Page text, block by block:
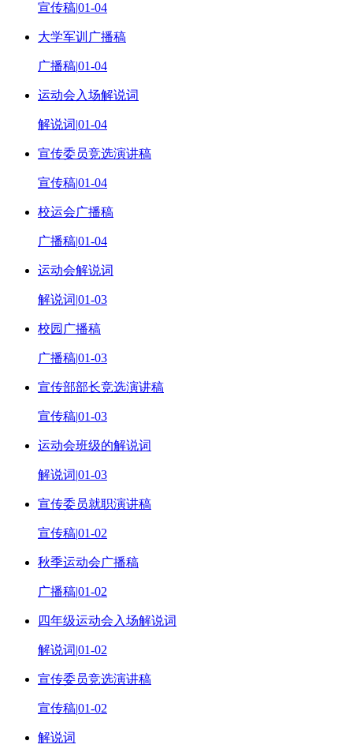
宣传稿|01-04
大学军训广播稿
广播稿|01-04
运动会入场解说词
解说词|01-04
宣传委员竞选演讲稿
宣传稿|01-04
校运会广播稿
广播稿|01-04
运动会解说词
解说词|01-03
校园广播稿
广播稿|01-03
宣传部部长竞选演讲稿
宣传稿|01-03
运动会班级的解说词
解说词|01-03
宣传委员就职演讲稿
宣传稿|01-02
秋季运动会广播稿
广播稿|01-02
四年级运动会入场解说词
解说词|01-02
宣传委员竞选演讲稿
宣传稿|01-02
解说词